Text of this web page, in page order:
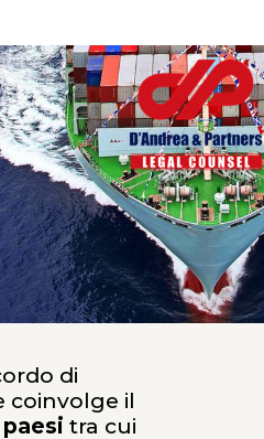
di
coinvolge il
paesi tra cui